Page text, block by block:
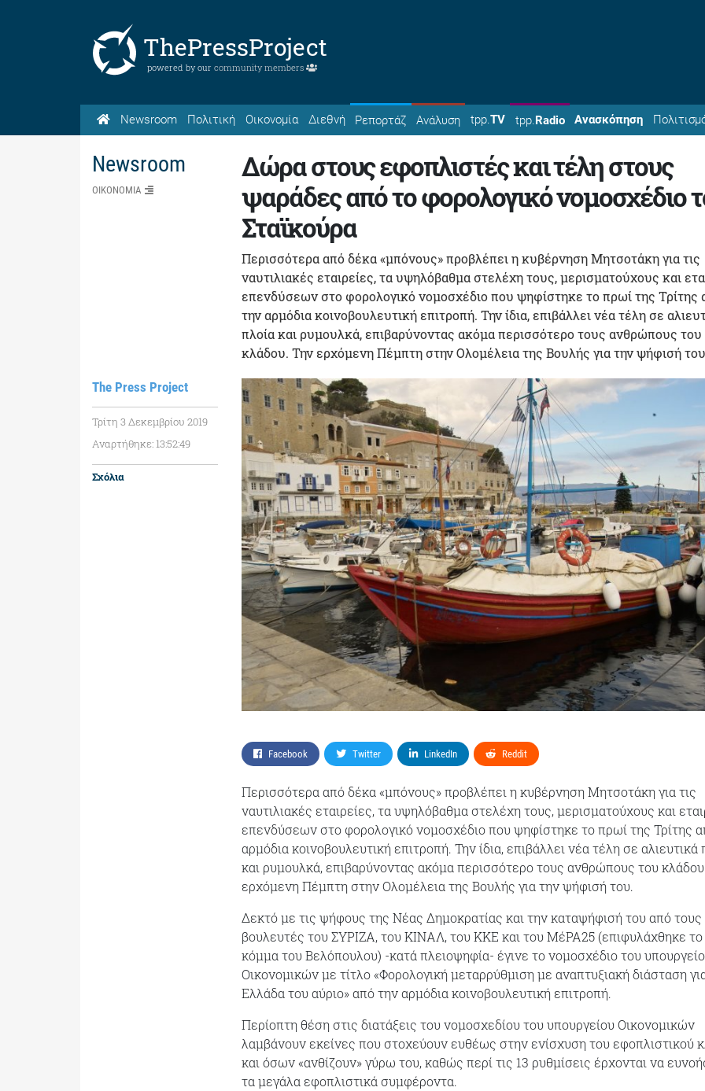
ThePressProject
powered by our community members
Newsroom Πολιτική Οικονομία Διεθνή Ρεπορτάζ Ανάλυση tpp.TV tpp.Radio Ανασκόπηση
Newsroom
ΟΙΚΟΝΟΜΙΑ
The Press Project
Τρίτη 3 Δεκεμβρίου 2019
Αναρτήθηκε: 13:52:49
Σχόλια
Δώρα στους εφοπλιστές και τέλη στους
ψαράδες από το φορολογικό νομοσχέδιο
Σταϊκούρα
Περισσότερα από δέκα «μπόνους» προβλέπει η κυβέρνηση Μητσοτάκη για τις
ναυτιλιακές εταιρείες, τα υψηλόβαθμα στελέχη τους, μερισματούχους και
επενδύσεων στο φορολογικό νομοσχέδιο που ψηφίστηκε το πρωί της Τρίτης
την αρμόδια κοινοβουλευτική επιτροπή. Την ίδια, επιβάλλει νέα τέλη σε
πλοία και ρυμουλκά, επιβαρύνοντας ακόμα περισσότερο τους ανθρώπους του
κλάδου. Την ερχόμενη Πέμπτη στην Ολομέλεια της Βουλής για την ψήφισή
Facebook Twitter LinkedIn Reddit
Περισσότερα από δέκα «μπόνους» προβλέπει η κυβέρνηση Μητσοτάκη για τις
ναυτιλιακές εταιρείες, τα υψηλόβαθμα στελέχη τους, μερισματούχους και
επενδύσεων στο φορολογικό νομοσχέδιο που ψηφίστηκε το πρωί της Τρίτης
αρμόδια κοινοβουλευτική επιτροπή. Την ίδια, επιβάλλει νέα τέλη σε αλιευτικά
και ρυμουλκά, επιβαρύνοντας ακόμα περισσότερο τους ανθρώπους του
ερχόμενη Πέμπτη στην Ολομέλεια της Βουλής για την ψήφισή του.
Δεκτό με τις ψήφους της Νέας Δημοκρατίας και την καταψήφισή του από τους
βουλευτές του ΣΥΡΙΖΑ, του ΚΙΝΑΛ, του ΚΚΕ και του ΜέΡΑ25 (επιφυλάχθηκε το
κόμμα του Βελόπουλου) -κατά πλειοψηφία- έγινε το νομοσχέδιο του
Οικονομικών με τίτλο «Φορολογική μεταρρύθμιση με αναπτυξιακή διάσταση
Ελλάδα του αύριο» από την αρμόδια κοινοβουλευτική επιτροπή.
Περίοπτη θέση στις διατάξεις του νομοσχεδίου του υπουργείου Οικονομικών
λαμβάνουν εκείνες που στοχεύουν ευθέως στην ενίσχυση του εφοπλιστικού
και όσων «ανθίζουν» γύρω του, καθώς περί τις 13 ρυθμίσεις έρχονται να
τα μεγάλα εφοπλιστικά συμφέροντα.